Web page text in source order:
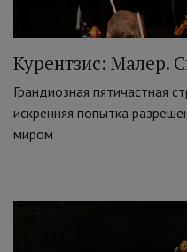
Курентзис: Малер.
Грандиозная пятичастная
искренняя попытка
миром